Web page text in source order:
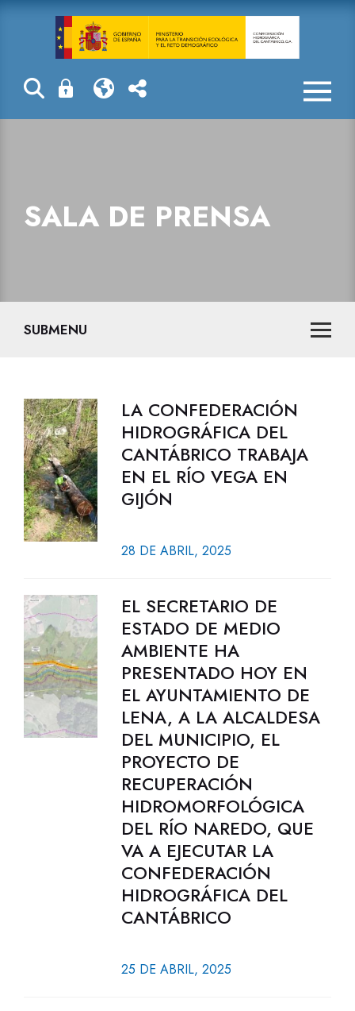
Sala de prensa
SALA DE PRENSA
SUBMENU
LA CONFEDERACIÓN
HIDROGRÁFICA DEL
CANTÁBRICO TRABAJA
EN EL RÍO VEGA EN
GIJÓN
28 DE ABRIL, 2025
EL SECRETARIO DE
ESTADO DE MEDIO
AMBIENTE HA
PRESENTADO HOY EN
EL AYUNTAMIENTO DE
LENA, A LA ALCALDESA
DEL MUNICIPIO, EL
PROYECTO DE
RECUPERACIÓN
HIDROMORFOLÓGICA
DEL RÍO NAREDO, QUE
VA A EJECUTAR LA
CONFEDERACIÓN
HIDROGRÁFICA DEL
CANTÁBRICO
25 DE ABRIL, 2025